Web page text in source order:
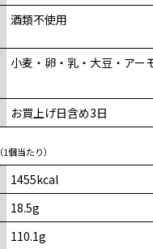
酒類不使用
小麦・卵・乳・大豆・アー
お買上げ日含め3日
（1個当たり）
1455kcal
18.5g
110.1g